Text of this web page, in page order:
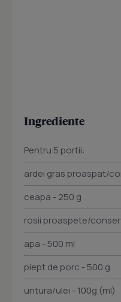
Ingrediente
Pentru 5 portii:
ardei gras proaspat/
ceapa - 250 g
rosii proaspete/
apa - 500 ml
piept de porc - 500 g
untura/ulei - 100g (ml)